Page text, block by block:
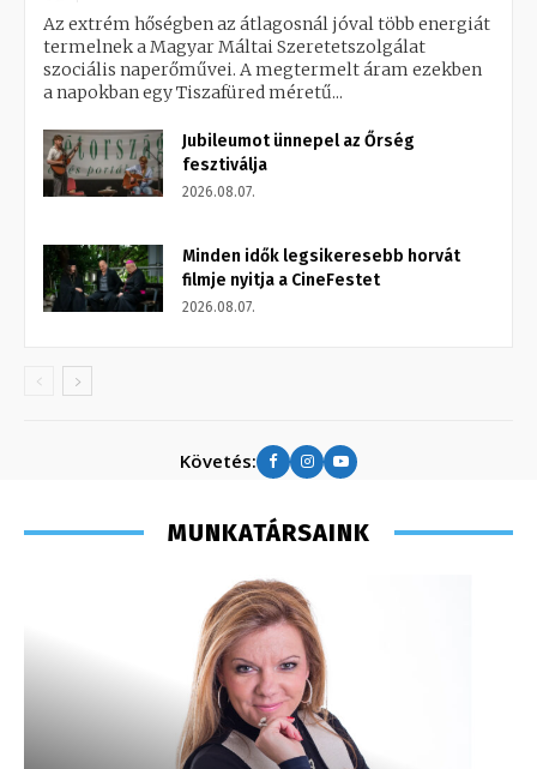
Az extrém hőségben az átlagosnál jóval több energiát
termelnek a Magyar Máltai Szeretetszolgálat
szociális naperőművei. A megtermelt áram ezekben
a napokban egy Tiszafüred méretű...
Jubileumot ünnepel az Őrség
fesztiválja
2026.08.07.
Minden idők legsikeresebb horvát
filmje nyitja a CineFestet
2026.08.07.
Követés:
MUNKATÁRSAINK